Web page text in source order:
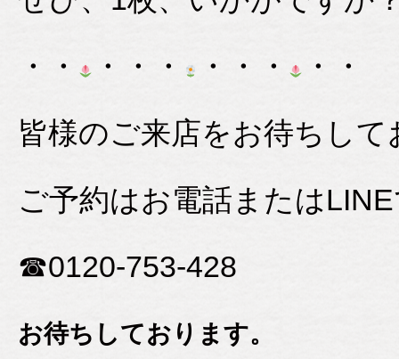
・・
・・・ ・・・
・・
皆様のご来店をお待ちして
ご予約はお電話または
☎0120-753-428
お待ちしております。